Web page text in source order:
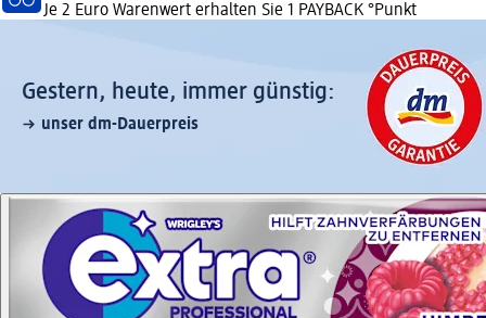
Je 2 Euro Warenwert erhalten Sie 1 PAYBACK °Punkt
Gestern, heute, immer günstig:
unser dm-Dauerpreis